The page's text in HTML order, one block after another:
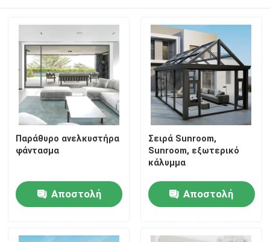
Παράθυρο ανελκυστήρα
φάντασμα
Αποστολή
Σειρά Sunroom,
Sunroom, εξωτερικό
κάλυμμα
Αποστολή